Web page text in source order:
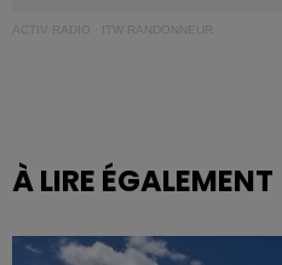
ACTIV RADIO ITW RANDONNEUR
À LIRE ÉGALEMENT